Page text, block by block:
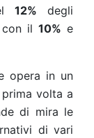
12% degli
il10% e
opera in un
volta a
di mira le
di vari